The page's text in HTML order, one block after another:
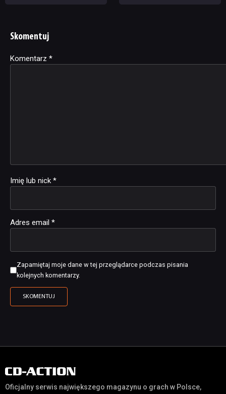
Skomentuj
Komentarz *
Imię lub nick *
Adres email *
Zapamiętaj moje dane w tej przeglądarce podczas pisania
kolejnych komentarzy.
Alternative:
Oficjalny serwis największego magazynu o grach w Polsce,